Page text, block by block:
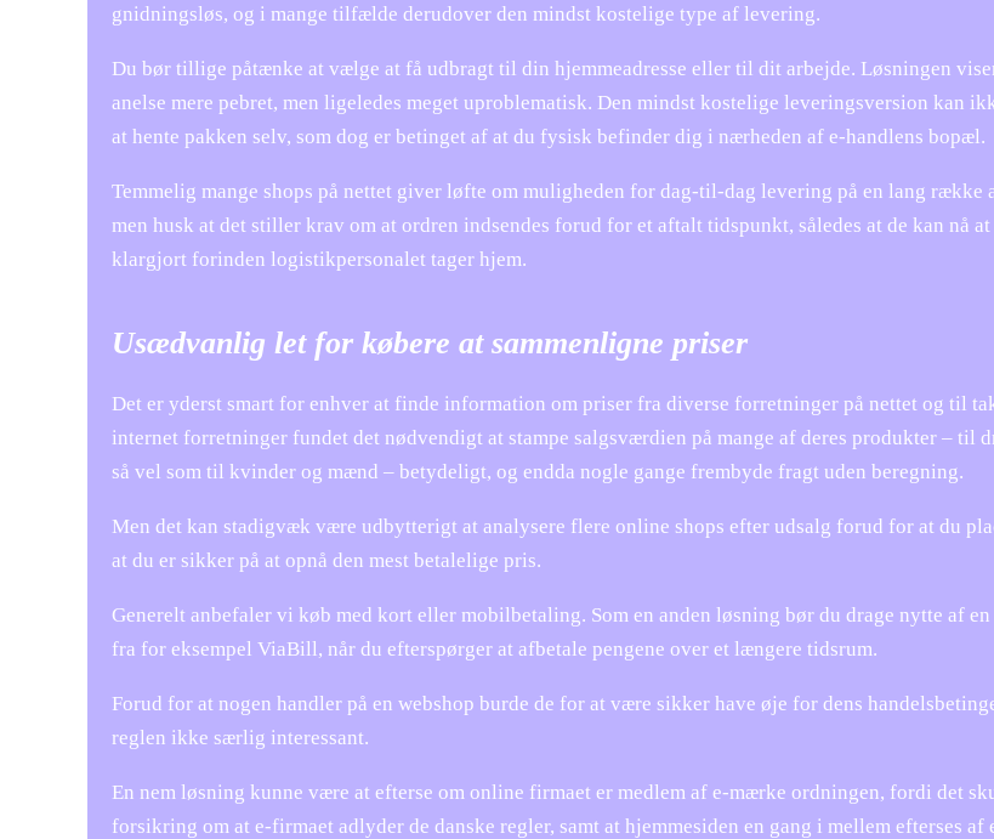
gnidningsløs, og i mange tilfælde derudover den mindst kostelige type af levering.
Du bør tillige påtænke at vælge at få udbragt til din hjemmeadresse eller til dit arbejde. Løsningen
anelse mere pebret, men ligeledes meget uproblematisk. Den mindst kostelige leveringsversion kan
at hente pakken selv, som dog er betinget af at du fysisk befinder dig i nærheden af e-handlens bopæl.
Temmelig mange shops på nettet giver løfte om muligheden for dag-til-dag levering på en lang række
men husk at det stiller krav om at ordren indsendes forud for et aftalt tidspunkt, således at de kan nå
klargjort forinden logistikpersonalet tager hjem.
Usædvanlig let for købere at sammenligne priser
Det er yderst smart for enhver at finde information om priser fra diverse forretninger på nettet og til
internet forretninger fundet det nødvendigt at stampe salgsværdien på mange af deres produkter – til
så vel som til kvinder og mænd – betydeligt, og endda nogle gange frembyde fragt uden beregning.
Men det kan stadigvæk være udbytterigt at analysere flere online shops efter udsalg forud for at du
at du er sikker på at opnå den mest betalelige pris.
Generelt anbefaler vi køb med kort eller mobilbetaling. Som en anden løsning bør du drage nytte af
fra for eksempel ViaBill, når du efterspørger at afbetale pengene over et længere tidsrum.
Forud for at nogen handler på en webshop burde de for at være sikker have øje for dens
reglen ikke særlig interessant.
En nem løsning kunne være at efterse om online firmaet er medlem af e-mærke ordningen, fordi det
forsikring om at e-firmaet adlyder de danske regler, samt at hjemmesiden en gang i mellem efterses af